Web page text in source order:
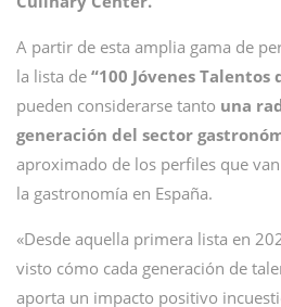
A partir de esta amplia gama de
la lista de “100 Jóvenes
pueden considerarse tanto una
generación del sector
aproximado de los perfiles que
la gastronomía en España.
«Desde aquella primera lista en
visto cómo cada generación de
aporta un impacto positivo